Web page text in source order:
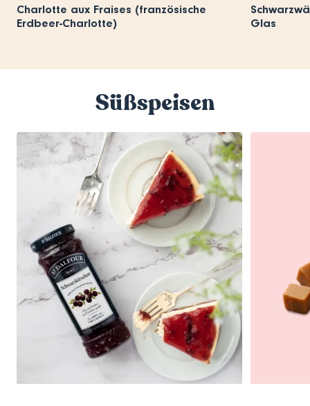
Charlotte aux Fraises (französische
Erdbeer-Charlotte)
Glas
Süßspeisen